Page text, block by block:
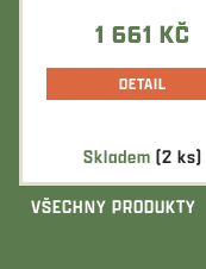
Skladem(2 ks)
1 661 KČ
DETAIL
VŠECHNY PRODUKTY